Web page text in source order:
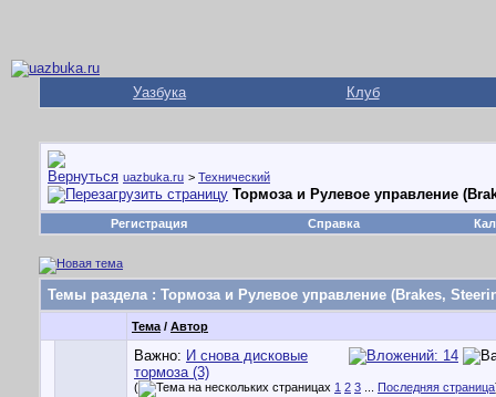
Уазбука Клуб
uazbuka.ru > Технический
Тормоза и Рулевое управление
Регистрация Справка
Темы раздела: Тормоза и Рулевое управление (Brakes,
Тема / Автор
Важно: И снова дисковые
тормоза (3)
( 1 2 3 Последняя страница